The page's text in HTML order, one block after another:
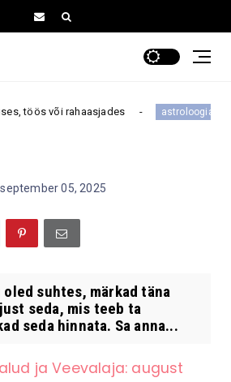
või rahaasjades astroloogia
september 05, 2025
suhtes, märkad täna
seda, mis teeb ta
seda hinnata. Sa anna...
ja Veevalaja: august